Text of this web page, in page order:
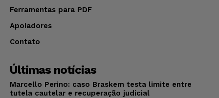
Ferramentas para PDF
Apoiadores
Contato
Últimas notícias
Marcello Perino: caso Braskem testa limite entre
tutela cautelar e recuperação judicial